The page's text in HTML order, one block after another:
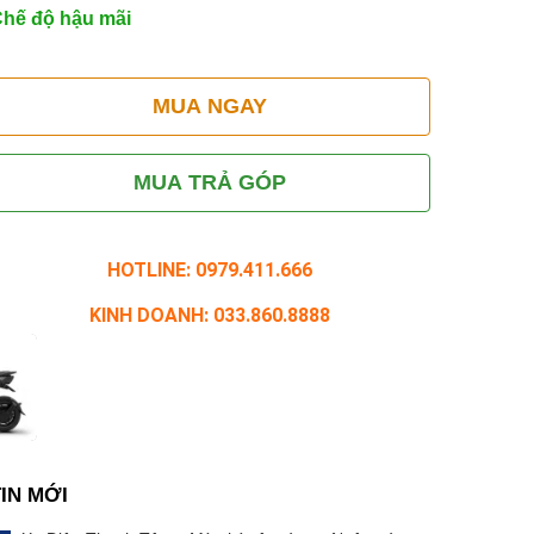
độ hậu mãi
MUA NGAY
MUA TRẢ GÓP
HOTLINE: 0979.411.666
KINH DOANH: 033.860.8888
MỚI